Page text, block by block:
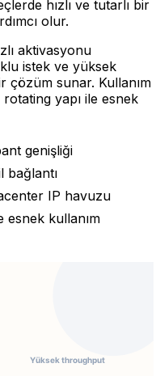
hızlı ve tutarlı bir
olur.
aktivasyonu
istek ve yüksek
çözüm sunar. Kullanım
yapı ile esnek
genişliği
bağlantı
IP havuzu
esnek kullanım